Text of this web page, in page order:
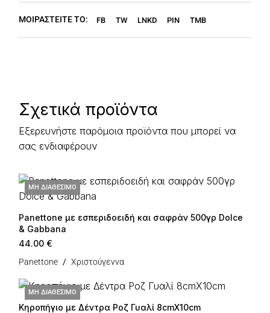
ΜΟΙΡΑΣΤΕΙΤΕ ΤΟ: FB TW LNKD PIN TMB
Σχετικά προϊόντα
Εξερευνήστε παρόμοια προϊόντα που μπορεί να
σας ενδιαφέρουν
ΜΗ ΔΙΑΘΕΣΙΜΟ
Panettone με εσπεριδοειδή και σαφράν 500γρ Dolce
& Gabbana
44.00 €
Panettone Χριστούγεννα
ΜΗ ΔΙΑΘΕΣΙΜΟ
Κηροπήγιο με Δέντρα Ροζ Γυαλί 8cmX10cm